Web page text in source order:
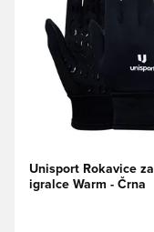
Unisport Rokavice za
igralce Warm - Črna